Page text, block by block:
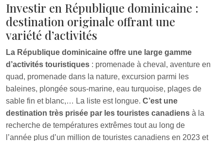
Investir en République dominicaine :
destination originale offrant une
variété d’activités
La République dominicaine offre une large gamme
d’activités touristiques : promenade à cheval, aventure en
quad, promenade dans la nature, excursion parmi les
baleines, plongée sous-marine, eau turquoise, plages de
sable fin et blanc,… La liste est longue. C’est une
destination très prisée par les touristes canadiens à la
recherche de températures extrêmes tout au long de
l’année plus d’un million de touristes canadiens en 2023 et